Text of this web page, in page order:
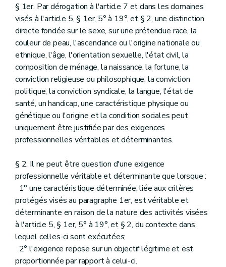
§ 1er. Par dérogation à l'article 7 et dans les domaines
visés à l'article 5, § 1er, 5° à 19°, et § 2, une distinction
directe fondée sur le sexe, sur une prétendue race, la
couleur de peau, l'ascendance ou l'origine nationale ou
ethnique, l'âge, l'orientation sexuelle, l'état civil, la
composition de ménage, la naissance, la fortune, la
conviction religieuse ou philosophique, la conviction
politique, la conviction syndicale, la langue, l'état de
santé, un handicap, une caractéristique physique ou
génétique ou l'origine et la condition sociales peut
uniquement être justifiée par des exigences
professionnelles véritables et déterminantes.
§ 2. Il ne peut être question d'une exigence
professionnelle véritable et déterminante que lorsque :
1° une caractéristique déterminée, liée aux critères
protégés visés au paragraphe 1er, est véritable et
déterminante en raison de la nature des activités visées
à l'article 5, § 1er, 5° à 19°, et § 2, du contexte dans
lequel celles-ci sont exécutées;
2° l'exigence repose sur un objectif légitime et est
proportionnée par rapport à celui-ci.